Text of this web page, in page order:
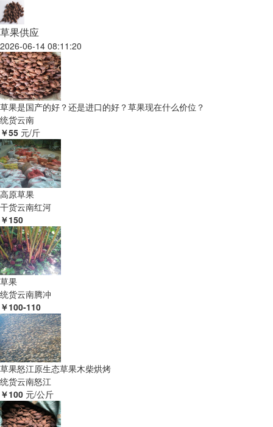
草果供应
2026-06-14 08:11:20
草果是国产的好？还是进口的好？草果现在什么价位？
统货云南
￥55 元/斤
高原草果
干货云南红河
￥150
草果
统货云南腾冲
￥100-110
草果怒江原生态草果木柴烘烤
统货云南怒江
￥100 元/公斤